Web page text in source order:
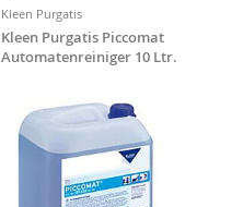
Kleen Purgatis
Kleen Purgatis Piccomat
Automatenreiniger 10 Ltr.